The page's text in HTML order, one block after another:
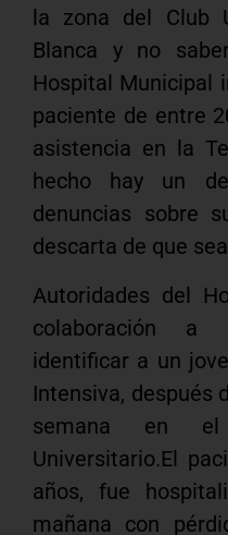
la zona del Club
Blanca y no
Hospital Municipal
paciente de entre
asistencia en la
hecho hay un
denuncias sobre
descarta de que
Autoridades del
colaboración a
identificar a un
Intensiva, después
semana en
Universitario.El
años, fue
mañana con